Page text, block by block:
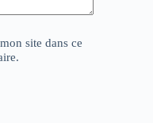
site dans ce